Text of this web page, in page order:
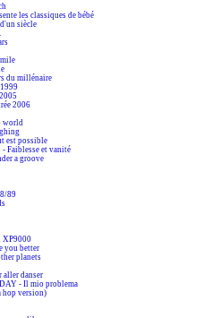
les classiques de bébé
siècle
du millénaire
2006
world
est possible
Faiblesse et vanité
a groove
89
XP9000
you better
planets
danser
- Il mio problema
hop version)